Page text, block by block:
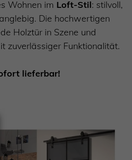
Wohnen im Loft-Stil: stilvoll,
Die hochwertigen
Holztür in Szene und
zuverlässiger Funktionalität.
lieferbar!